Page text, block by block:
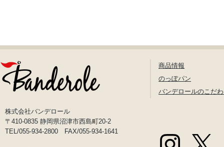
株式会社バンデロール
〒410-0835 静岡県沼津市西島町20-2
TEL/055-934-2800 FAX/055-934-1641
商品情報
のっぽパン
バンデロールのこだ